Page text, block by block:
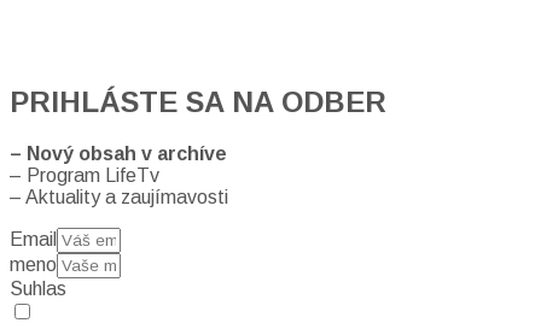
PRIHLÁSTE SA NA ODBER
– Nový obsah v archíve
– Program LifeTv
– Aktuality a zaujímavosti
Email
meno
Suhlas